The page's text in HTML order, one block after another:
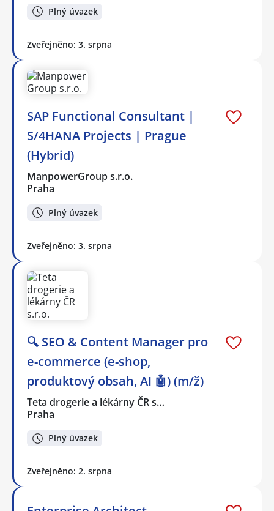
Plný úvazek
Zveřejněno: 3. srpna
SAP Functional Consultant |
S/4HANA Projects | Prague
(Hybrid)
ManpowerGroup s.r.o.
Praha
Plný úvazek
Zveřejněno: 3. srpna
🔍 SEO & Content Manager pro
e-commerce (e-shop,
produktový obsah, AI 🤖) (m/ž)
Teta drogerie a lékárny ČR s…
Praha
Plný úvazek
Zveřejněno: 2. srpna